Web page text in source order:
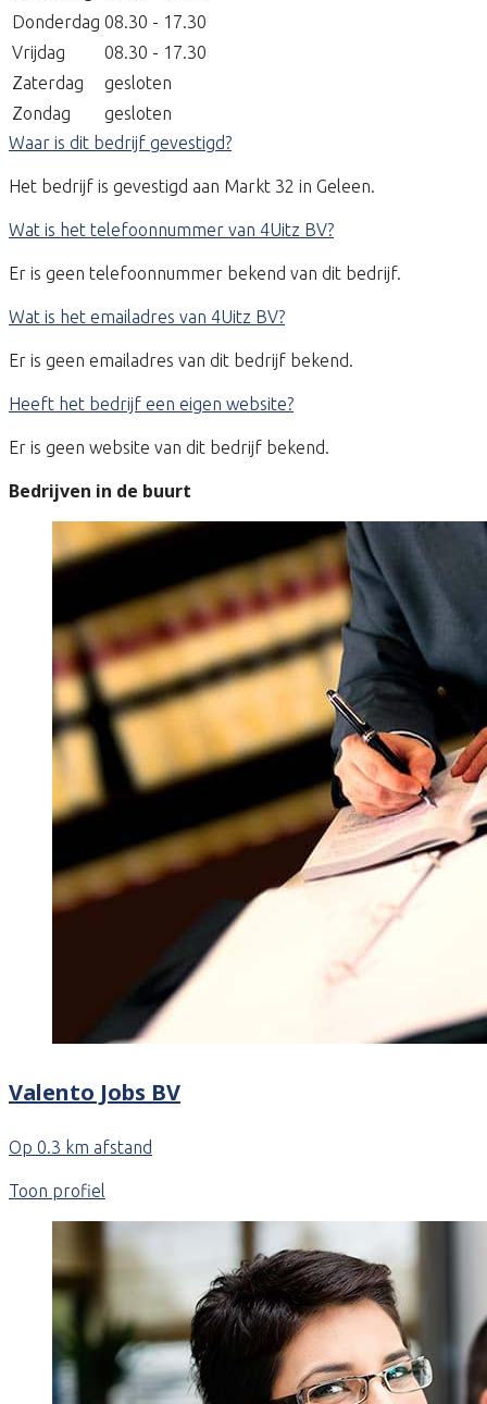
Donderdag 08.30 - 17.30
Vrijdag
08.30 - 17.30
Zaterdag
gesloten
Zondag
gesloten
Waar is dit bedrijf gevestigd?
Het bedrijf is gevestigd aan Markt 32 in Geleen.
Wat is het telefoonnummer van 4Uitz BV?
Er is geen telefoonnummer bekend van dit bedrijf.
Wat is het emailadres van 4Uitz BV?
Er is geen emailadres van dit bedrijf bekend.
Heeft het bedrijf een eigen website?
Er is geen website van dit bedrijf bekend.
Bedrijven in de buurt
Valento Jobs BV
Op 0.3 km afstand
Toon profiel